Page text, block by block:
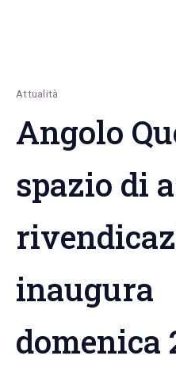
Attualità
Angolo
spazio di
inaugura
domenica